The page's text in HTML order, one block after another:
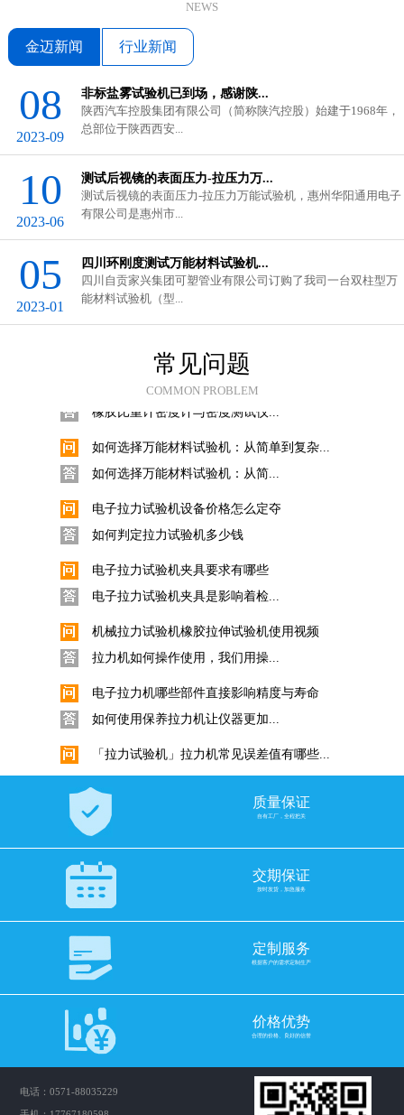
NEWS
金迈新闻 行业新闻
08
2023-09
非标盐雾试验机已到场，感谢陕...
陕西汽车控股集团有限公司（简称陕汽控股）始建于1968年，
总部位于陕西西安...
10
2023-06
测试后视镜的表面压力-拉压力万...
测试后视镜的表面压力-拉压力万能试验机，惠州华阳通用电子
有限公司是惠州市...
05
2023-01
四川环刚度测试万能材料试验机...
四川自贡家兴集团可塑管业有限公司订购了我司一台双柱型万
能材料试验机（型...
常见问题
COMMON PROBLEM
GB/T 3682.1-2018与ASTM D1238...
在塑料工业中，熔体流动速率（...
橡胶比重计密度计与密度测试仪操作使用...
如何选择万能材料试验机：从简单到复杂...
如何选择万能材料试验机：从简...
电子拉力试验机设备价格怎么定夺
如何判定拉力试验机多少钱
电子拉力试验机夹具要求有哪些
电子拉力试验机夹具是影响着检...
机械拉力试验机橡胶拉伸试验机使用视频
拉力机如何操作使用，我们用操...
电子拉力机哪些部件直接影响精度与寿命
如何使用保养拉力机让仪器更加...
「拉力试验机」拉力机常见误差值有哪些...
「拉力试验机」拉力机常见误差...
金属板材拉力试验机拉伸试验标准试样要...
金属拉伸试验标准试样要求是什...
电子拉力试验机选择滚珠丝杠还是梯形丝...
拉力试验机如何配置合适的丝杆...
拉力机力值选购十分重要，如何...
GB/T 3682.1-2018与ASTM D1238...
在塑料工业中，熔体流动速率（...
科思Quarrz固体比重计的使用
数显直读式密度测试仪固体采用...
质量保证
自有工厂，全程把关
交期保证
按时发货，加急服务
定制服务
根据客户的需求定制生产
价格优势
合理的价格、良好的信誉
电话：0571-88035229